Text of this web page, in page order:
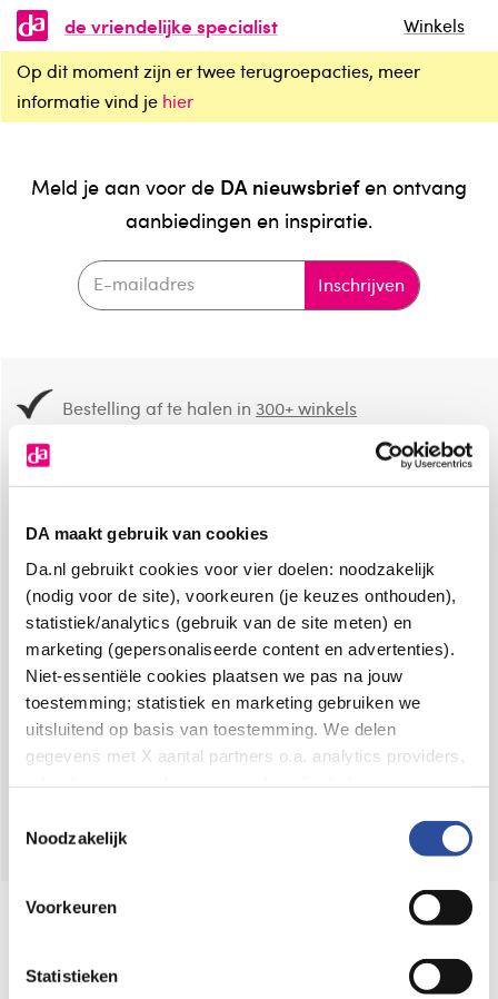
DA maakt gebruik van cookies
Da.nl gebruikt cookies voor vier doelen: noodzakelijk
(nodig voor de site), voorkeuren (je keuzes onthouden),
statistiek/analytics (gebruik van de site meten) en
marketing (gepersonaliseerde content en advertenties).
Niet-essentiële cookies plaatsen we pas na jouw
toestemming; statistiek en marketing gebruiken we
uitsluitend op basis van toestemming. We delen
gegevens met X aantal partners o.a. analytics providers,
en de bewaartermijnen per categorie. Je kunt je keuze op
gegevensverwerking staat in de
Privacyverklaring
Noodzakelijk
Voorkeuren
Statistieken
de vriendelijke specialist
Winkels
Op dit moment zijn er twee terugroepacties, meer
informatie vind je hier
Meld je aan voor de DA nieuwsbriefen ontvang
aanbiedingen en inspiratie.
Inschrijven
Bestelling af te halen in300+ winkels
8.6 uit4.106 reviews
Over DA
Klantenservice
Assortiment
VolgDAop:
Online aanbieder medicijnen
webshop mag verkopen.